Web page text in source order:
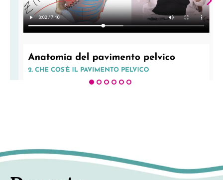
dell’accesso ai materiali didattici.
Il corso ha la durata di 18 mesi se, al
termine di tale lasso di tempo, volessi
richiedere un codice sconto a te
dedicato del 60% scrivendoci a
Una volta terminato il periodo di
accesso al corso, non mi sarà